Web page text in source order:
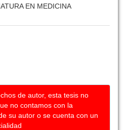
EN MEDICINA
de autor, esta tesis no
no contamos con la
su autor o se cuenta con un